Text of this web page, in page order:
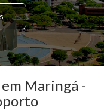
Maringá -